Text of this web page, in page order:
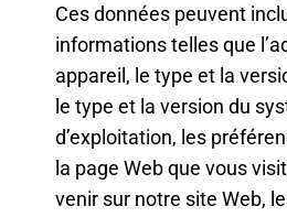
Ces données peuvent
informations telles que
appareil, le type et la
le type et la version du
d’exploitation, les
la page Web que vous
venir sur notre site Web,